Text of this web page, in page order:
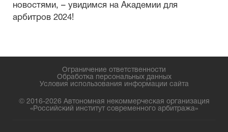
новостями, – увидимся на Академии для
арбитров 2024!
Ограничение ответственности
Обработка персональных данных
Условия использования информации сайта
© 2016-2026 Автономная некоммерческая организация
«Российский институт современного арбитража»